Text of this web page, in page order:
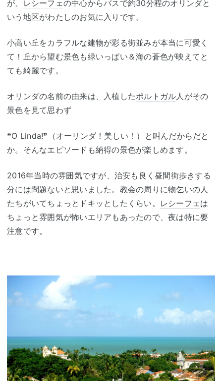
が、
レシーフェの中心からバスで約30分程のオリンダと
いう地区がわたしのお気に入りです。
小高い丘をカラフルな建物が彩る街並みが本当に可愛く
て！丘から望む景色も緑いっぱい＆海の蒼色が映えてと
ても綺麗です。
オリンダの名前の由来は、入植したポルトガル 人がその
景色を見て思わず
❝O Linda!❞（オーリンダ！美しい！）と叫んだからだと
か。そんなエピソードも納得の景色が楽しめます。
2016年当時の雰囲気ですが、治安も良く昼間街歩きする
分には問題ないと思いました。教会の周りに物乞いの人
たちがいてちょっとドキッとしたくらい。
レシーフェ は
ちょっと雰囲気が怖いエリアもあったので、夜は特に要
注意です。